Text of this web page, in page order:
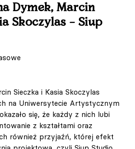
Dymek, Marcin
Skoczylas – Siup
Sieczka i Kasia Skoczylas
na Uniwersytecie Artystycznym
się, że każdy z nich lubi
z kształtami oraz
również przyjaźń, której efekt